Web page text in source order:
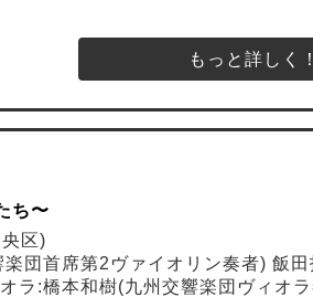
もっと詳しく！
ち〜
区)
団首席第2ヴァイオリン奏者) 飯
ラ:橋本和樹(九州交響楽団ヴィオ